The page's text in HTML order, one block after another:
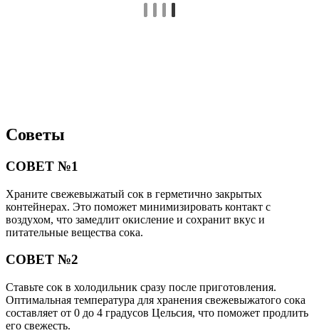
Советы
СОВЕТ №1
Храните свежевыжатый сок в герметично закрытых
контейнерах. Это поможет минимизировать контакт с
воздухом, что замедлит окисление и сохранит вкус и
питательные вещества сока.
СОВЕТ №2
Ставьте сок в холодильник сразу после приготовления.
Оптимальная температура для хранения свежевыжатого сока
составляет от 0 до 4 градусов Цельсия, что поможет продлить
его свежесть.